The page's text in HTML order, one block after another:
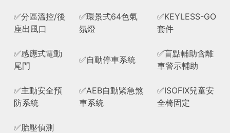
✅分區溫控/後
座出風口
✅環景式64色氣
氛燈
✅KEYLESS-GO
套件
✅感應式電動
尾門
✅自動停車系統
✅盲點輔助含離
車警示輔助
✅主動安全預
防系統
✅AEB自動緊急煞
車系統
✅ISOFIX兒童安
全椅固定
✅胎壓偵測